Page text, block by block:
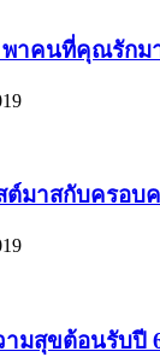
าคนที่คุณรักม
ต์มาสกับครอบ
ามสุขต้อนรับปี